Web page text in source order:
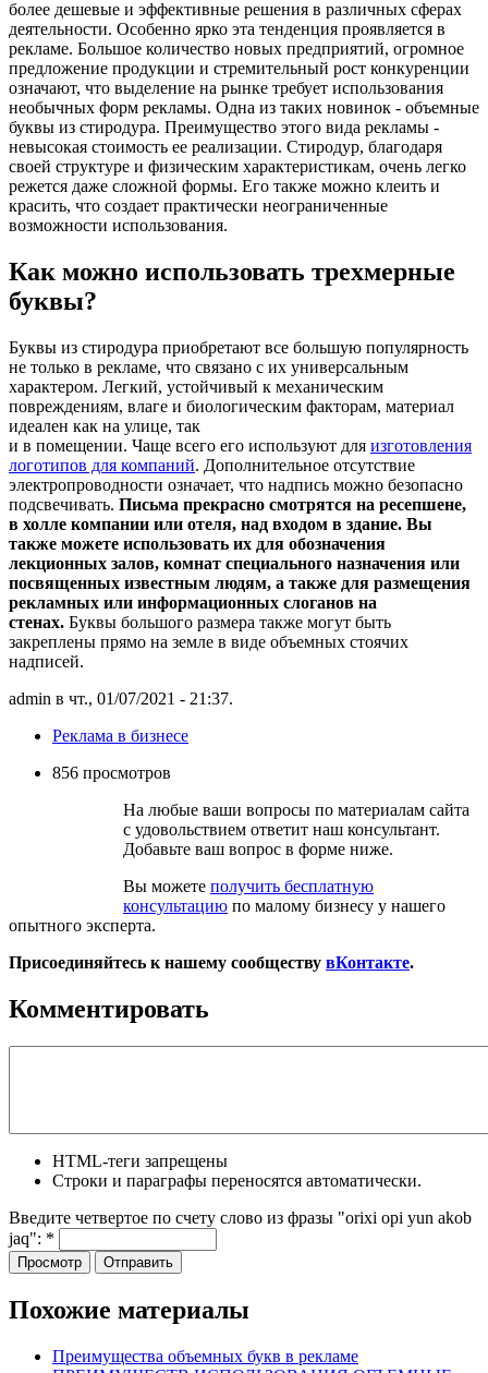
более дешевые и эффективные решения в различных сферах
деятельности. Особенно ярко эта тенденция проявляется в
рекламе. Большое количество новых предприятий, огромное
предложение продукции и стремительный рост конкуренции
означают, что выделение на рынке требует использования
необычных форм рекламы. Одна из таких новинок - объемные
буквы из стиродура. Преимущество этого вида рекламы -
невысокая стоимость ее реализации. Стиродур, благодаря
своей структуре и физическим характеристикам, очень легко
режется даже сложной формы. Его также можно клеить и
красить, что создает практически неограниченные
возможности использования.
Как можно использовать трехмерные
буквы?
Буквы из стиродура приобретают все большую популярность
не только в рекламе, что связано с их универсальным
характером. Легкий, устойчивый к механическим
повреждениям, влаге и биологическим факторам, материал
идеален как на улице, так
и в помещении. Чаще всего его используют для изготовления
логотипов для компаний. Дополнительное отсутствие
электропроводности означает, что надпись можно безопасно
подсвечивать. Письма прекрасно смотрятся на ресепшене,
в холле компании или отеля, над входом в здание. Вы
также можете использовать их для обозначения
лекционных залов, комнат специального назначения или
посвященных известным людям, а также для размещения
рекламных или информационных слоганов на
стенах. Буквы большого размера также могут быть
закреплены прямо на земле в виде объемных стоячих
надписей.
admin в чт., 01/07/2021 - 21:37.
Реклама в бизнесе
856 просмотров
На любые ваши вопросы по материалам сайта
с удовольствием ответит наш консультант.
Добавьте ваш вопрос в форме ниже.
Вы можете получить бесплатную
консультацию по малому бизнесу у нашего
опытного эксперта.
Присоединяйтесь к нашему сообществу вКонтакте.
Комментировать
HTML-теги запрещены
Строки и параграфы переносятся автоматически.
Введите четвертое по счету слово из фразы "orixi opi yun akob
jaq": *
Похожие материалы
Преимущества объемных букв в рекламе